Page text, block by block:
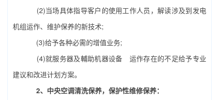
(2)当场具体指导客户的使用工作人员，解读涉及到发电
机组运作、维护保养的新技术;
(3)给予各种必需的增值业务;
(4)就服务器及輔助机器设备 运作存在的不足给予专业
建议和改进计划方案。
2、 中央空调清洗保养，保护性维修保养：